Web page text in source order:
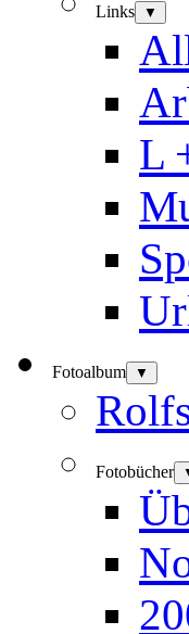
Links ▼
L
Fotoalbum ▼
Fotobücher